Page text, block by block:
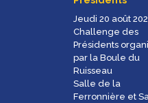
Jeudi 20 août
Challenge des
Présidents
par la Boule du
Ruisseau
Salle de la
Ferronnière et